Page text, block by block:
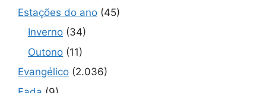
Estações do ano (45)
Inverno (34)
Outono (11)
Evangélico (2.036)